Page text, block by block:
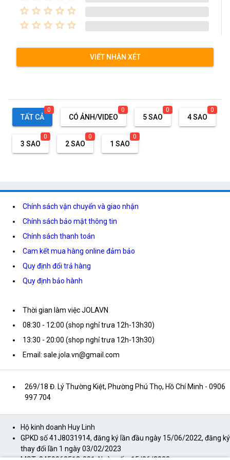
star_border star_border star_border star_border star_border
star_border star_border star_border star_border star_border
VIẾT NHẬN XÉT
TẤT CẢ
0
CÓ ẢNH/VIDEO
0
5 SAO
0
4 SAO
0
3 SAO
0
2 SAO
0
1 SAO
0
Chính sách vận chuyển và giao nhận
Chính sách bảo mật thông tin
Chính sách thanh toán
Cam kết mua hàng online đảm bảo
Quy định đổi trả hàng
Quy định bảo hành
Thời gian làm việc JOLAVN
08:30 - 12:00 (shop nghỉ trưa 12h-13h30)
13:30 - 20:00 (shop nghỉ trưa 12h-13h30)
Email: sale.jola.vn@gmail.com
269/18 Đ. Lý Thường Kiệt, Phường Phú Thọ, Hồ Chí Minh - 0906
997 704
Hộ kinh doanh Huy Linh
GPKD số 41J8031914, đăng ký lần đầu ngày 15/06/2022, đăng ký
thay đổi lần 1 ngày 03/02/2023